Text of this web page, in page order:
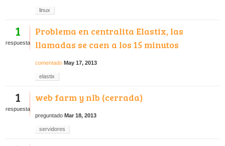
linux
1
respuesta
Problema en centralita Elastix, las
llamadas se caen a los 15 minutos
comentado May 17, 2013
elastix
1
respuesta
web farm y nlb (cerrada)
preguntado Mar 18, 2013
servidores